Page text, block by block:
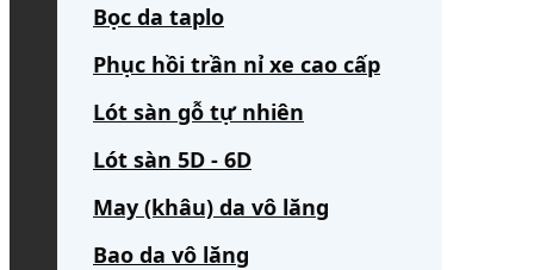
Bọc da taplo
Phục hồi trần nỉ xe cao cấp
Lót sàn gỗ tự nhiên
Lót sàn 5D - 6D
May (khâu) da vô lăng
Bao da vô lăng